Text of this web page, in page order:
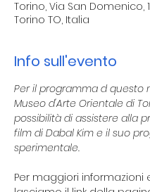
Torino, Via San Domenico,
Torino TO, Italia
Info sull'evento
Per il programma d questo
Museo d'Arte Orientale di
possibilità di assistere alla
film di Dabal Kim e il suo
sperimentale.
Per maggiori informazioni